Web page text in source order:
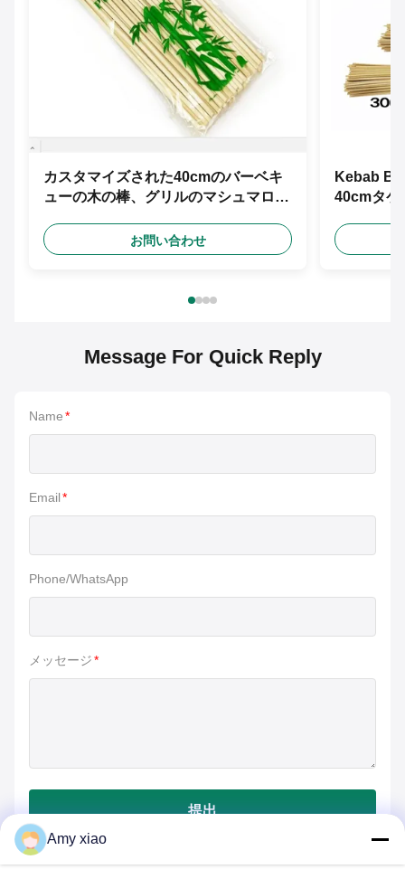
カスタマイズされた40cmのバーベキ
ューの木の棒、グリルのマシュマロの
お問い合わせ
Kebab
40cmタケ
Message For Quick Reply
Name*
Email*
Phone/WhatsApp
メッセージ*
提出
Amy xiao